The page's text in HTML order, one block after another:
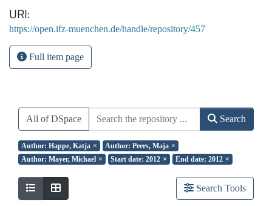
URI
https://open.ifz-muenchen.de/handle/repository/457
Full item page
All of DSpace Search
Author: Happe, Katja × Author: Peers, Maja ×
Author: Mayer, Michael × Start date: 2012 × End date: 2012 ×
Search Tools